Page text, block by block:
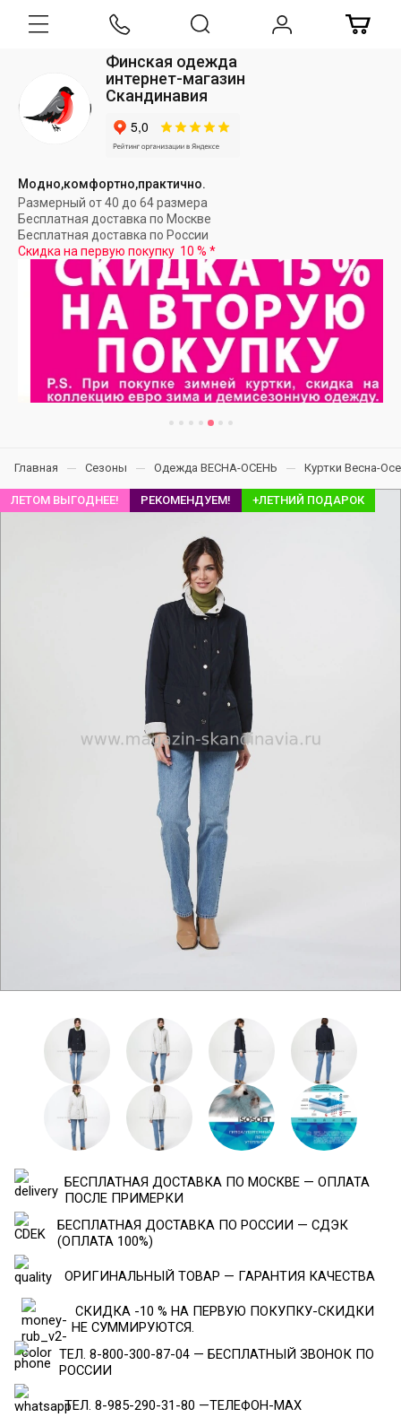
Финская одежда
интернет-магазин
Скандинавия
Модно,комфортно,практично.
Размерный от 40 до 64 размера
Бесплатная доставка по Москве
Бесплатная доставка по России
Скидка на первую покупку 10 % *
Главная Сезоны Одежда ВЕСНА-ОСЕНЬ Куртки Весна-
ЛЕТОМ ВЫГОДНЕЕ! РЕКОМЕНДУЕМ! +ЛЕТНИЙ ПОДАРОК
БЕСПЛАТНАЯ ДОСТАВКА ПО МОСКВЕ — ОПЛАТА
ПОСЛЕ ПРИМЕРКИ
БЕСПЛАТНАЯ ДОСТАВКА ПО РОССИИ — СДЭК
(ОПЛАТА 100%)
ОРИГИНАЛЬНЫЙ ТОВАР — ГАРАНТИЯ КАЧЕСТВА
СКИДКА -10 % НА ПЕРВУЮ ПОКУПКУ-СКИДКИ
НЕ СУММИРУЮТСЯ.
ТЕЛ. 8-800-300-87-04 — БЕСПЛАТНЫЙ ЗВОНОК ПО
РОССИИ
ТЕЛ. 8-985-290-31-80 —ТЕЛЕФОН-МАХ